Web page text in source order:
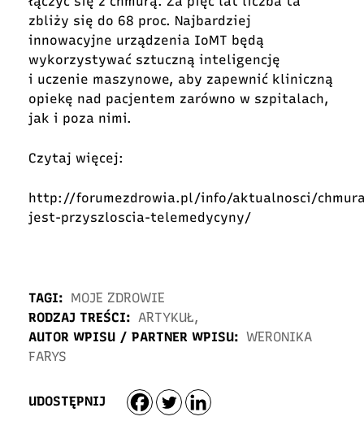
zbliży się do 68 proc. Najbardziej
innowacyjne urządzenia IoMT będą
wykorzystywać sztuczną inteligencję
i uczenie maszynowe, aby zapewnić kliniczną
opiekę nad pacjentem zarówno w szpitalach,
jak i poza nimi.
Czytaj więcej:
http://forumezdrowia.pl/info/aktualnosci/
jest-przyszloscia-telemedycyny/
TAGI: MOJE ZDROWIE
RODZAJ TREŚCI: ARTYKUŁ,
AUTOR WPISU / PARTNER WPISU: WERONIKA
FARYS
UDOSTĘPNIJ